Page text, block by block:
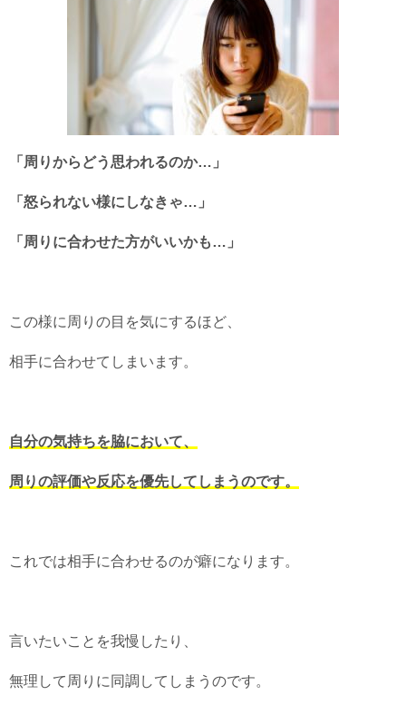
「周りからどう思われるのか…」
「怒られない様にしなきゃ…」
「周りに合わせた方がいいかも…」
この様に周りの目を気にするほど、
相手に合わせてしまいます。
自分の気持ちを脇において、
周りの評価や反応を優先してしまうのです。
これでは相手に合わせるのが癖になります。
言いたいことを我慢したり、
無理して周りに同調してしまうのです。